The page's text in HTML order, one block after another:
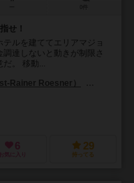
せ！
ルを建ててエリアマジョ
達しないと動きが制限さ
。 移動...
Rainer Roesner）
6
お気に入り
29
持ってる